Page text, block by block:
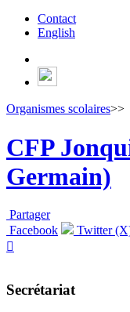
Contact
English
Organismes scolaires>>
CFP
Germain)
Partager
Facebook
Twitter

Secrétariat